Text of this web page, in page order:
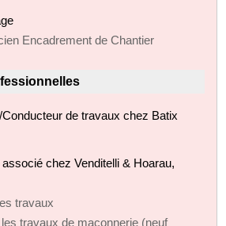
Encadrement de Chantier
de travaux chez Batix
chez Venditelli & Hoarau,
travaux
travaux de maçonnerie (neuf